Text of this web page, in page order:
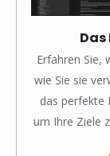
Erfahren Sie,
wie Sie sie
das perfekte
um Ihre Ziele